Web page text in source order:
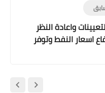
واعادة النظر
اسعار النفط وتوفر